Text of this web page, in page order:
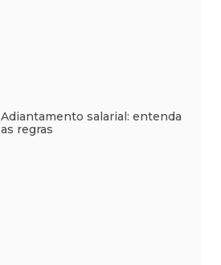
Adiantamento salarial: entenda
as regras